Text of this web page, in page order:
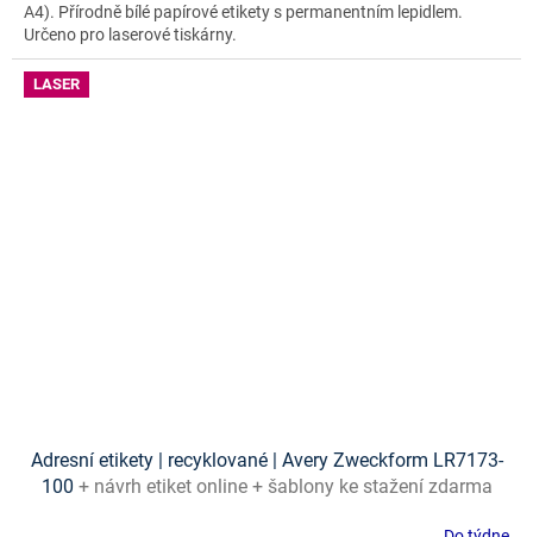
A4). Přírodně bílé papírové etikety s permanentním lepidlem.
Určeno pro laserové tiskárny.
LASER
Adresní etikety | recyklované | Avery Zweckform LR7173-
100 + návrh etiket online + šablony ke stažení zdarma